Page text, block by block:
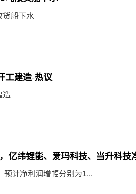
货船下水
工建造-热议
造
亿纬锂能、爱玛科技、当升科技
预计净利润增幅分别为1...